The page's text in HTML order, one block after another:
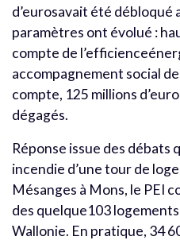
d’eurosavait été débloqué
paramètres ont évolué :
compte de
accompagnement social
compte, 125 millions
dégagés.
Réponse issue des débats
incendie d’une tour de
Mésanges à Mons, le PEI
des quelque103
Wallonie. En pratique, 34